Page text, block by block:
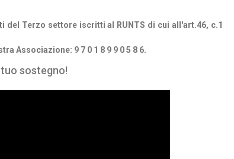
del Terzo settore iscritti al RUNTS di cui all'art.46, c.1
Associazione: 9 7 0 1 8 9 9 0 5 8 6.
sostegno!